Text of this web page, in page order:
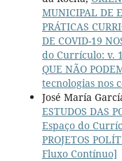
MUNICIPAL DE
PRÁTICAS
DE COVID-19
do Currículo: v.
QUE NÃO
tecnologias nos
José María
ESTUDOS DAS
Espaço do
PROJETOS
Fluxo Contínuo]